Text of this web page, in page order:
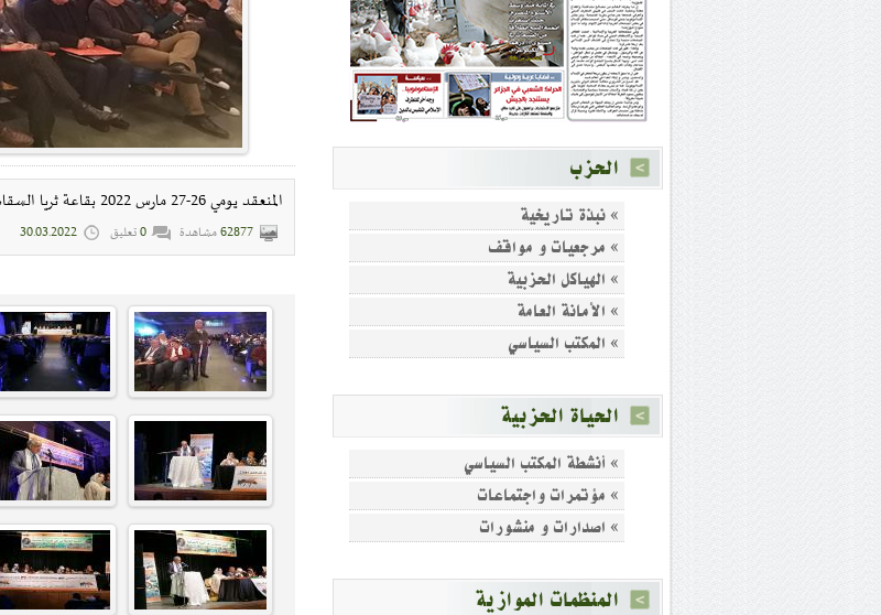
الحزب
» نبذة تاريخية
» مرجعيات و مواقف
» الهياكل الحزبية
» الأمانة العامة
» المكتب السياسي
الحياة الحزبية
» أنشطة المكتب السياسي
» مؤتمرات واجتماعات
» اصدارات و منشورات
المنظمات الموازية
المنعقد يومي 26-27 مارس 2022 بقاعة ثريا السقاط المعاريف الدار البيضاء
62877مشاهدة 0تعليق 30.03.2022